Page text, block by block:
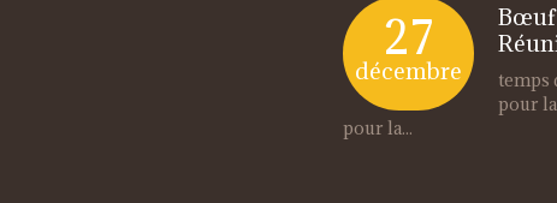
27
décembre
Bœuf
temps
pour
pour la...